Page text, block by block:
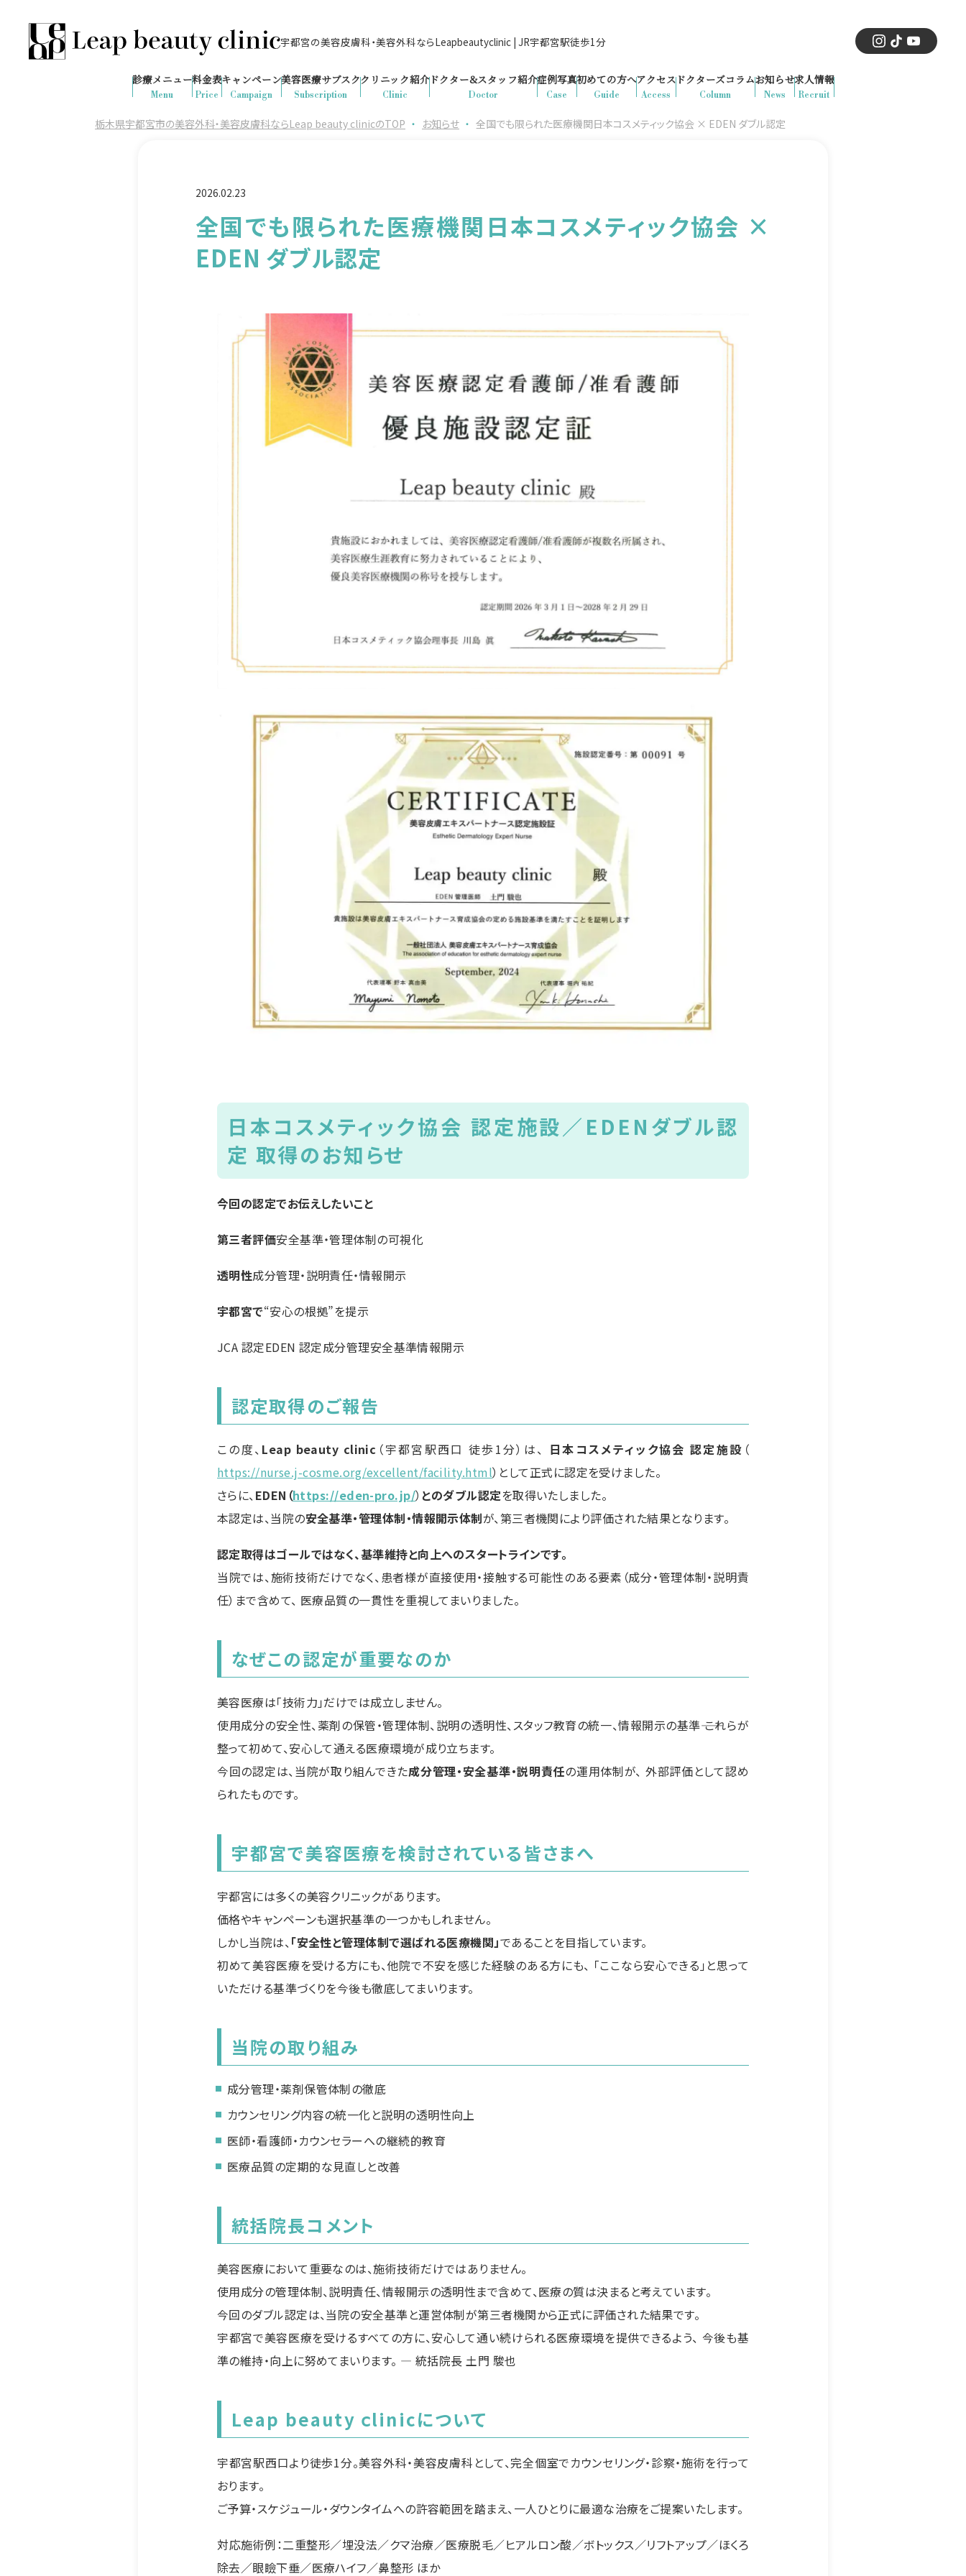
宇都宮の美容皮膚科・美容外科ならLeapbeautyclinic | JR宇都宮駅徒歩1分
の予約が入りました
診療時間：10:00-19:00
（土日祝日対応）
Menu
診療メニュー
Price
料金表
Campaign
キャンペーン
Subscription
美容医療サブスク
Clinic
クリニック紹介
Doctor
ドクター&スタッフ紹介
Case
症例写真
Guide
初めての方へ
Access
アクセス
Column
ドクターズコラム
News
お知らせ
Recruit
求人情報
栃木県宇都宮市の美容外科・美容皮膚科ならLeap beauty clinicのTOP ・ お知らせ ・ 全国でも限られた医療機関日本コスメティック協会 × EDEN ダブル認定
2026.02.23
全国でも限られた医療機関日本コスメティック協会 ×
EDEN ダブル認定
日本コスメティック協会 認定施設／EDENダブル認
定 取得のお知らせ
今回の認定でお伝えしたいこと
第三者評価安全基準・管理体制の可視化
透明性成分管理・説明責任・情報開示
宇都宮で“安心の根拠”を提示
JCA 認定EDEN 認定成分管理安全基準情報開示
認定取得のご報告
この度、 Leap beauty clinic （宇都宮駅西口 徒歩1分）は、 日本コスメティック協会 認定施設 （
https://nurse.j-cosme.org/excellent/facility.html）として正式に認定を受けました。
さらに、 EDEN（https://eden-pro.jp/） とのダブル認定を取得いたしました。
本認定は、当院の安全基準・管理体制・情報開示体制が、第三者機関により評価された結果となります。
認定取得はゴールではなく、基準維持と向上へのスタートラインです。
当院では、施術技術だけでなく、患者様が直接使用・接触する可能性のある要素（成分・管理体制・説明責
任）まで含めて、 医療品質の一貫性を重視してまいりました。
なぜこの認定が重要なのか
美容医療は「技術力」だけでは成立しません。
使用成分の安全性、薬剤の保管・管理体制、説明の透明性、スタッフ教育の統一、情報開示の基準―― これらが
整って初めて、安心して通える医療環境が成り立ちます。
今回の認定は、当院が取り組んできた成分管理・安全基準・説明責任の運用体制が、 外部評価として認め
られたものです。
宇都宮で美容医療を検討されている皆さまへ
宇都宮には多くの美容クリニックがあります。
価格やキャンペーンも選択基準の一つかもしれません。
しかし当院は、 「安全性と管理体制で選ばれる医療機関」であることを目指しています。
初めて美容医療を受ける方にも、他院で不安を感じた経験のある方にも、 「ここなら安心できる」と思って
いただける基準づくりを今後も徹底してまいります。
当院の取り組み
成分管理・薬剤保管体制の徹底
カウンセリング内容の統一化と説明の透明性向上
医師・看護師・カウンセラーへの継続的教育
医療品質の定期的な見直しと改善
統括院長コメント
美容医療において重要なのは、施術技術だけではありません。
使用成分の管理体制、説明責任、情報開示の透明性まで含めて、医療の質は決まると考えています。
今回のダブル認定は、当院の安全基準と運営体制が第三者機関から正式に評価された結果です。
宇都宮で美容医療を受けるすべての方に、安心して通い続けられる医療環境を提供できるよう、 今後も基
準の維持・向上に努めてまいります。 — 統括院長 土門 駿也
Leap beauty ⅽlinicについて
宇都宮駅西口より徒歩1分。美容外科・美容皮膚科として、完全個室でカウンセリング・診察・施術を行って
おります。
ご予算・スケジュール・ダウンタイムへの許容範囲を踏まえ、一人ひとりに最適な治療をご提案いたします。
対応施術例：二重整形／埋没法／クマ治療／医療脱毛／ヒアルロン酸／ボトックス／リフトアップ／ほくろ
除去／眼瞼下垂／医療ハイフ／鼻整形 ほか